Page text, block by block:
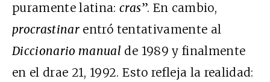
puramente latina:cras”. En cambio,
procrastinar entró tentativamente al
Diccionario manual de 1989 y finalmente
en el drae 21, 1992. Esto refleja la realidad: